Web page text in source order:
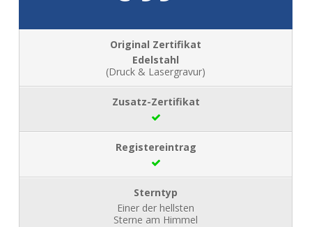
Edelstahl
(Druck & Lasergravur)
Einer der hellsten
Sterne am Himmel